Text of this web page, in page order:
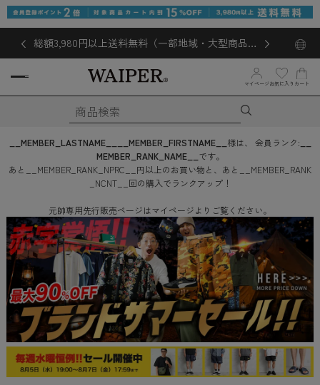
総額3,980円以上送料無料（一部地域・大型商品対
象外あり）
マイページ お気に入り カート
__MEMBER_LASTNAME__ __MEMBER_FIRSTNAME__ 様は、 会員ランク:
MEMBER_RANK_NAME__ です。
あと
__MEMBER_RANK_NPRC__ 円以上のお買い物と、あと
__MEMBER_RANK
_NCNT__ 回の購入でランクアップ！
元帥専用先行販売ページはマイページよりご覧ください。